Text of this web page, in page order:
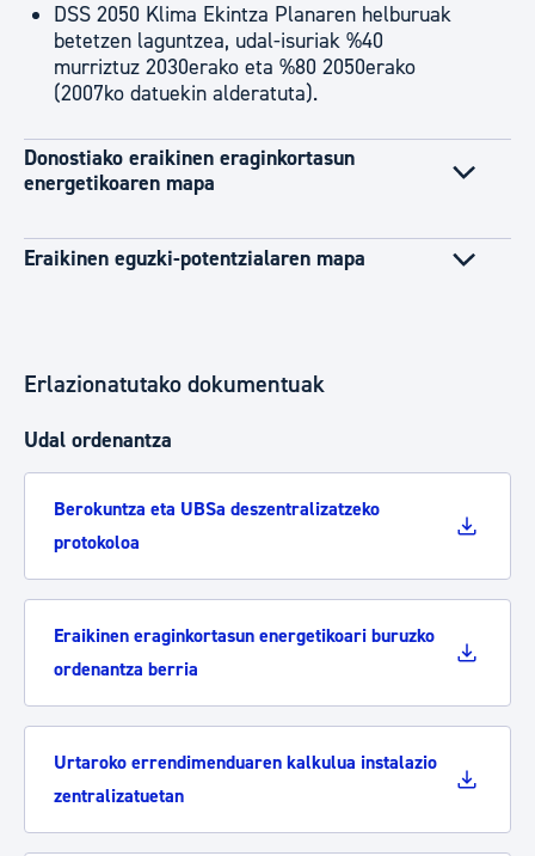
DSS 2050 Klima Ekintza Planaren helburuak
betetzen laguntzea, udal-isuriak %40
murriztuz 2030erako eta %80 2050erako
(2007ko datuekin alderatuta).
Donostiako eraikinen eraginkortasun
energetikoaren mapa
Eraikinen eguzki-potentzialaren mapa
Erlazionatutako dokumentuak
Udal ordenantza
Berokuntza eta UBSa deszentralizatzeko
protokoloa
Eraikinen eraginkortasun energetikoari buruzko
ordenantza berria
Urtaroko errendimenduaren kalkulua instalazio
zentralizatuetan